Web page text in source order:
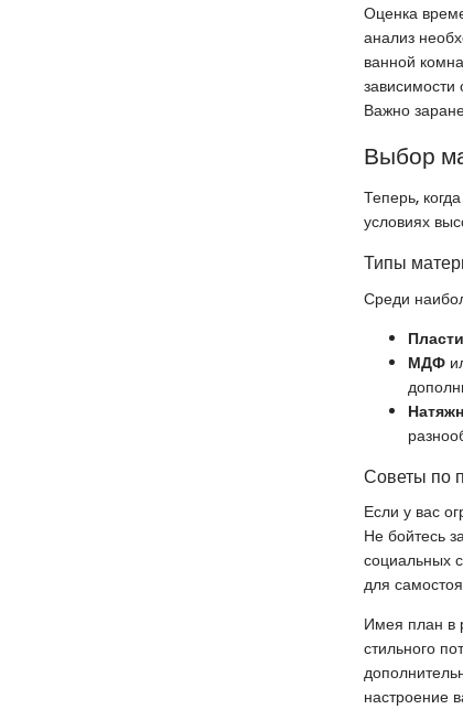
Оценка
анализ
ванной
зависимости
Важно
Выбор
Теперь,
условиях
Типы
Среди
МДФ
Советы по
Если у вас
Не бойтесь
социальных
для
Имея план в
стильного
настроение